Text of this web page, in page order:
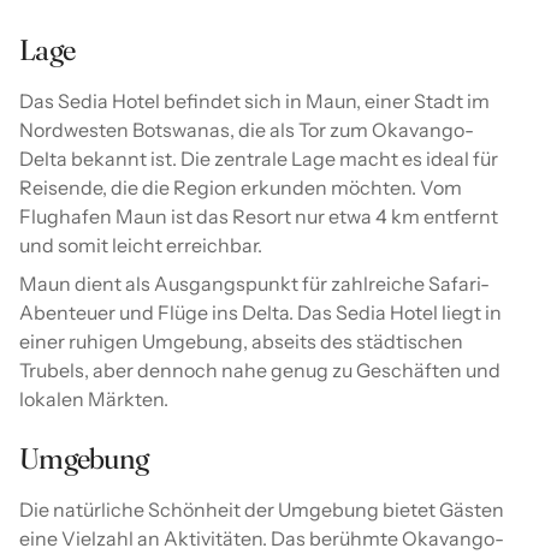
Lage
Das Sedia Hotel befindet sich in Maun, einer Stadt im
Nordwesten Botswanas, die als Tor zum Okavango-
Delta bekannt ist. Die zentrale Lage macht es ideal für
Reisende, die die Region erkunden möchten. Vom
Flughafen Maun ist das Resort nur etwa 4 km entfernt
und somit leicht erreichbar.
Maun dient als Ausgangspunkt für zahlreiche Safari-
Abenteuer und Flüge ins Delta. Das Sedia Hotel liegt in
einer ruhigen Umgebung, abseits des städtischen
Trubels, aber dennoch nahe genug zu Geschäften und
lokalen Märkten.
Umgebung
Die natürliche Schönheit der Umgebung bietet Gästen
eine Vielzahl an Aktivitäten. Das berühmte Okavango-